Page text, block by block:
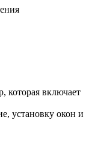
которая включает
установку окон и